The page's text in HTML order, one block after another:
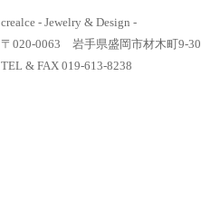
crealce - Jewelry & Design -
〒020-0063 岩手県盛岡市材木町9-30
TEL & FAX 019-613-8238